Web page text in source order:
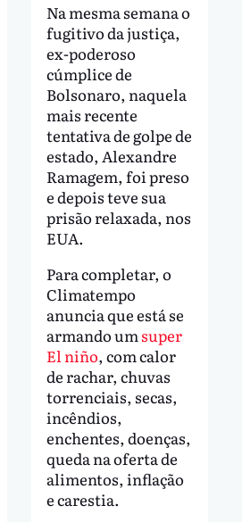
Na mesma semana o
fugitivo da justiça,
ex-poderoso
cúmplice de
Bolsonaro, naquela
mais recente
tentativa de golpe de
estado, Alexandre
Ramagem, foi preso
e depois teve sua
prisão relaxada, nos
EUA.
Para completar, o
Climatempo
anuncia que está se
armando um super
El niño, com calor
de rachar, chuvas
torrenciais, secas,
incêndios,
enchentes, doenças,
queda na oferta de
alimentos, inflação
e carestia.